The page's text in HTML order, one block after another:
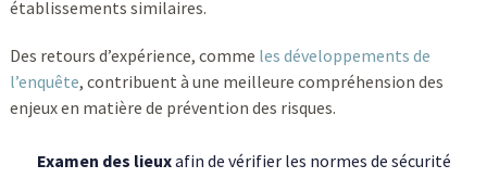
établissements similaires.
Des retours d’expérience, comme les développements de
l’enquête, contribuent à une meilleure compréhension des
enjeux en matière de prévention des risques.
Examen des lieuxafin de vérifier les normes de sécurité